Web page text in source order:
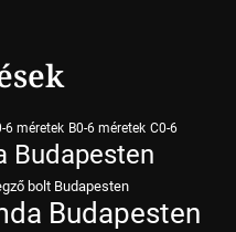
6 méretek B0-6 méretek C0-6
Budapesten
bolt Budapesten
Budapesten